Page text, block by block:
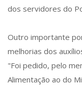
dos servidores do
Outro importante
melhorias dos
"Foi pedido, pelo
Alimentação ao do